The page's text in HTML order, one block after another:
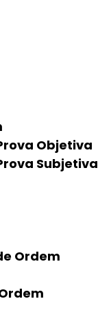
Objetiva
Subjetiva
Ordem